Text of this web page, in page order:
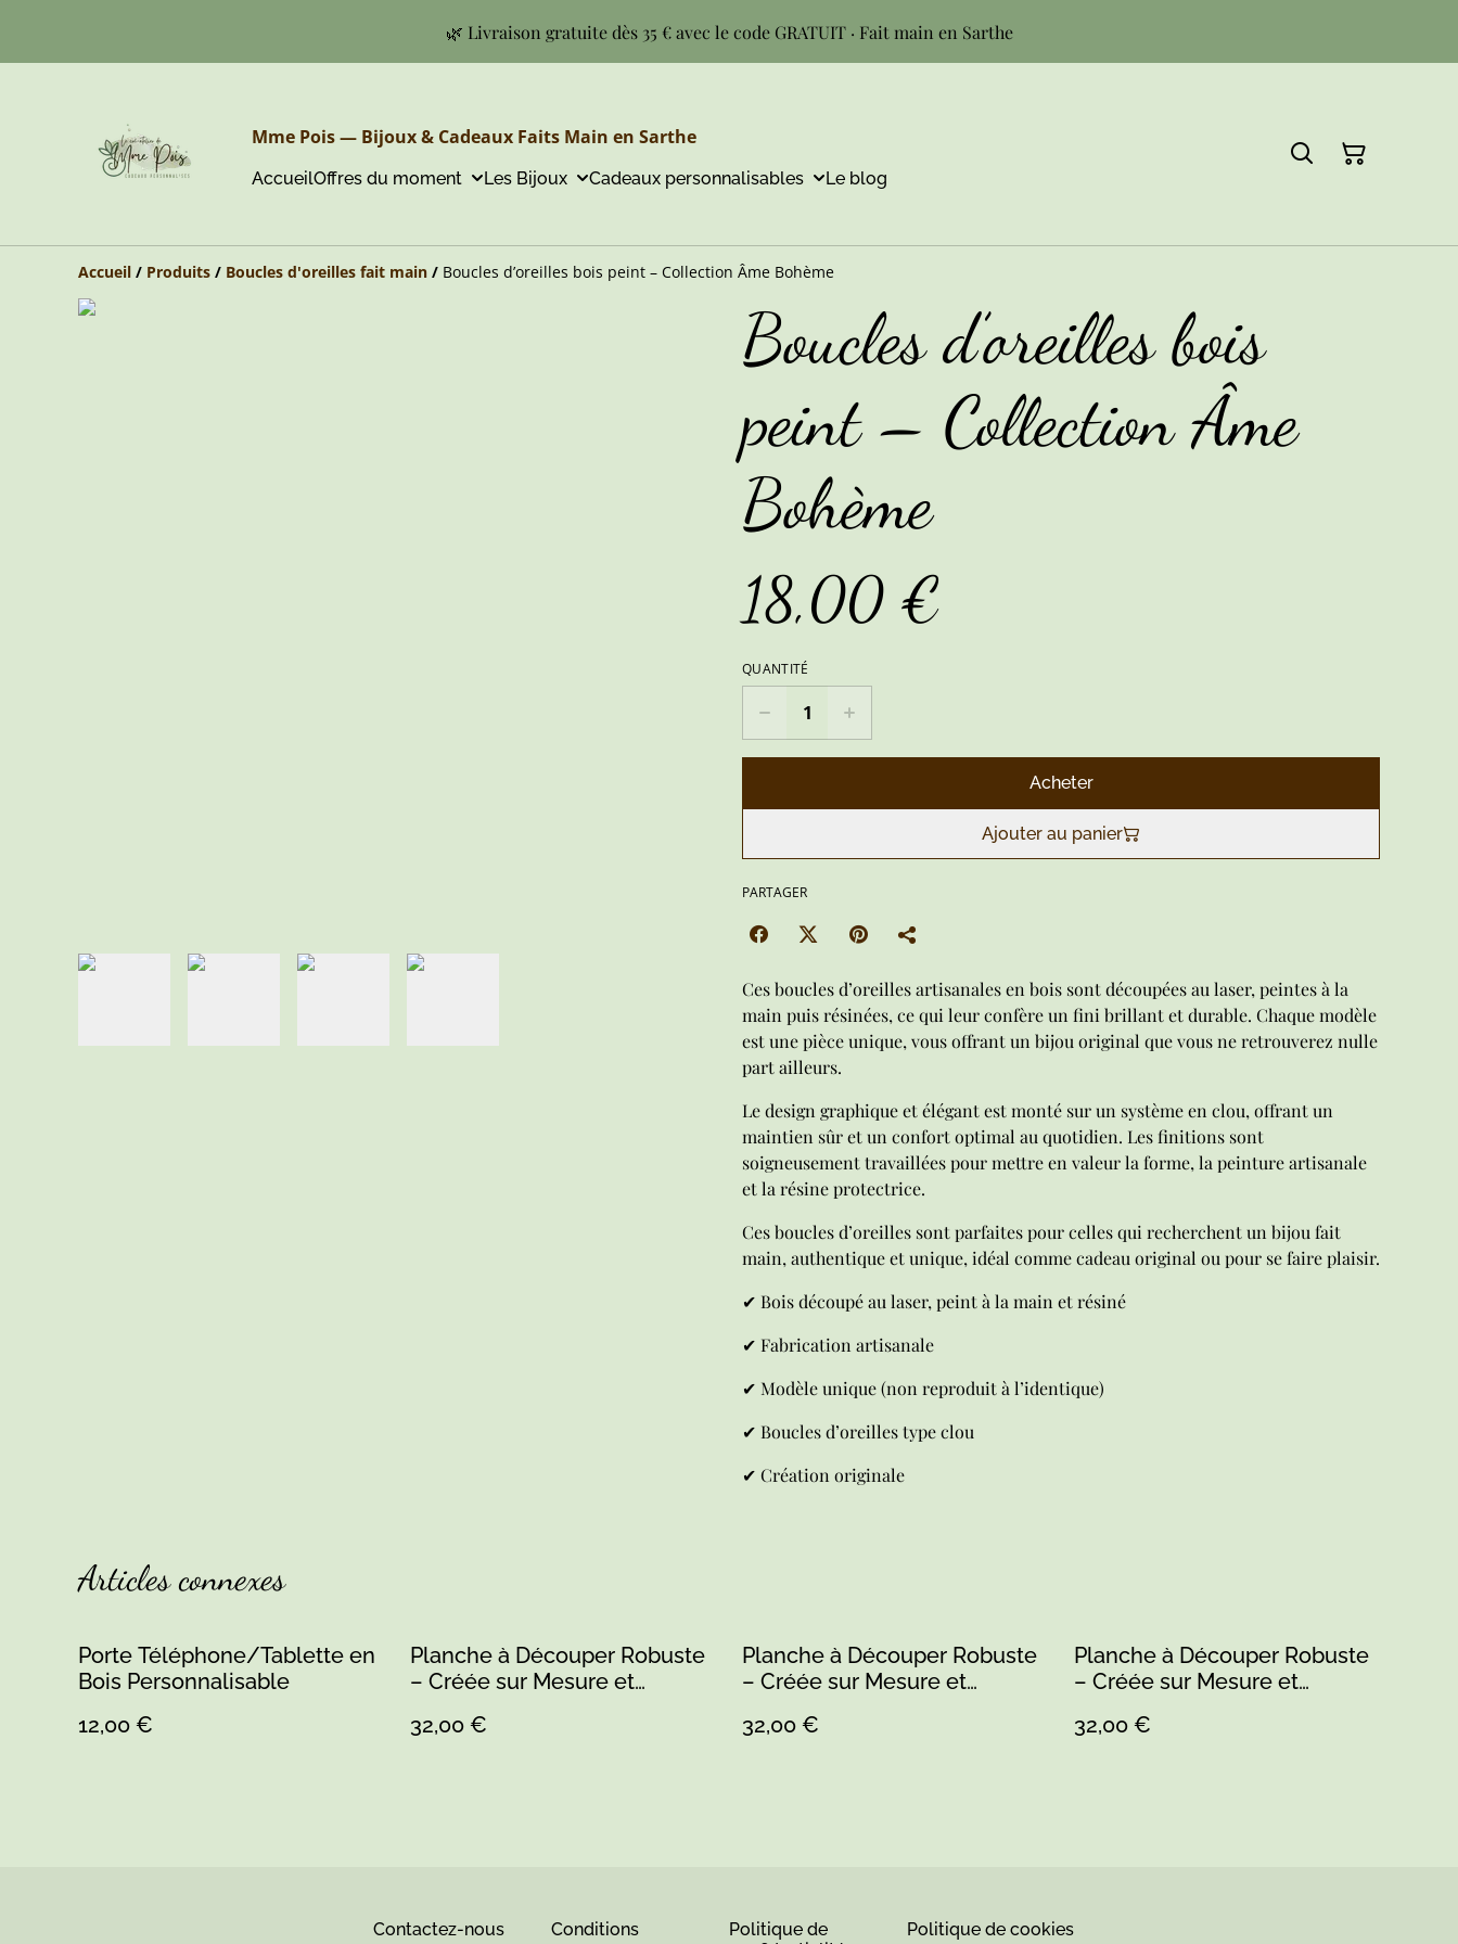
🌿 Livraison gratuite dès 35 € avec le code GRATUIT · Fait main en Sarthe
Mme Pois — Bijoux & Cadeaux Faits Main en Sarthe
AccueilOffres du moment Les Bijoux Cadeaux personnalisables Le blog
Accueil / Produits / Boucles d'oreilles fait main / Boucles d’oreilles bois peint – Collection Âme Bohème
Boucles d’oreilles bois
peint – Collection Âme
Bohème
18,00 €
QUANTITÉ
Acheter
Ajouter au panier
PARTAGER
Ces boucles d’oreilles artisanales en bois sont découpées au laser, peintes à la
main puis résinées, ce qui leur confère un fini brillant et durable. Chaque modèle
est une pièce unique, vous offrant un bijou original que vous ne retrouverez nulle
part ailleurs.
Le design graphique et élégant est monté sur un système en clou, offrant un
maintien sûr et un confort optimal au quotidien. Les finitions sont
soigneusement travaillées pour mettre en valeur la forme, la peinture artisanale
et la résine protectrice.
Ces boucles d’oreilles sont parfaites pour celles qui recherchent un bijou fait
main, authentique et unique, idéal comme cadeau original ou pour se faire plaisir.
✔ Bois découpé au laser, peint à la main et résiné
✔ Fabrication artisanale
✔ Modèle unique (non reproduit à l’identique)
✔ Boucles d’oreilles type clou
✔ Création originale
Articles connexes
Porte Téléphone/Tablette en
Bois Personnalisable
12,00 €
Planche à Découper Robuste
– Créée sur Mesure et
32,00 €
Planche à Découper Robuste
– Créée sur Mesure et
32,00 €
Planche à Découper Robuste
– Créée sur Mesure et
32,00 €
Contactez-nous Conditions
Politique de
Politique de cookies